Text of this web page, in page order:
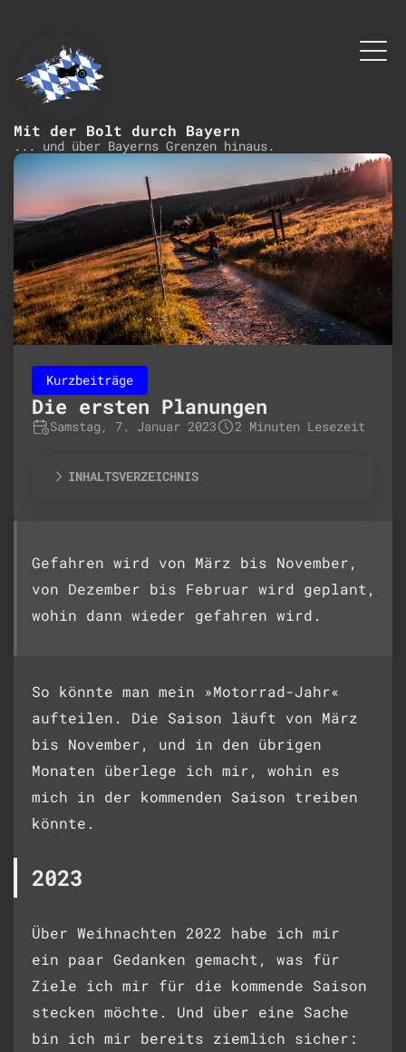
Mit der Bolt durch Bayern
... und über Bayerns Grenzen hinaus.
Kurzbeiträge
Die ersten Planungen
Samstag, 7. Januar 2023 2 Minuten Lesezeit
INHALTSVERZEICHNIS
Gefahren wird von März bis November,
von Dezember bis Februar wird geplant,
wohin dann wieder gefahren wird.
So könnte man mein »Motorrad-Jahr«
aufteilen. Die Saison läuft von März
bis November, und in den übrigen
Monaten überlege ich mir, wohin es
mich in der kommenden Saison treiben
könnte.
2023
Über Weihnachten 2022 habe ich mir
ein paar Gedanken gemacht, was für
Ziele ich mir für die kommende Saison
stecken möchte. Und über eine Sache
bin ich mir bereits ziemlich sicher: